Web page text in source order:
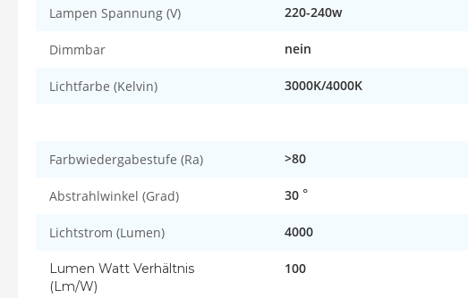
Lampen Spannung (V) 220-240w
Dimmbar nein
Lichtfarbe (Kelvin) 3000K/4000K
Farbwiedergabestufe (Ra) >80
Abstrahlwinkel (Grad) 30 °
Lichtstrom (Lumen) 4000
Lumen Watt Verhältnis
(Lm/W)
100